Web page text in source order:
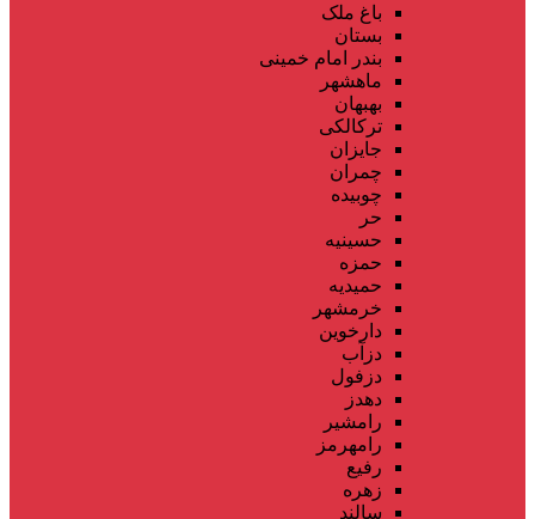
باغ ملک
بستان
بندر امام خمینی
ماهشهر
بهبهان
ترکالکی
جایزان
چمران
چوبیده
حر
حسینیه
حمزه
حمیدیه
خرمشهر
دارخوین
دزآب
دزفول
دهدز
رامشیر
رامهرمز
رفیع
زهره
سالند